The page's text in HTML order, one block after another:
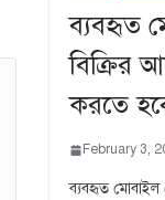
ব্যবহৃত
বিক্রির
করতে
February 3,
ব্যবহৃত মোবাইল